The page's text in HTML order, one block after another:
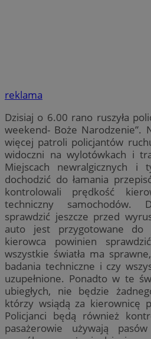
reklama
Dzisiaj o 6.00 rano ruszyła
weekend- Boże Narodzenie”.
więcej patroli policjantów
widoczni na wylotówkach i
Miejscach newralgicznych
dochodzić do łamania
kontrolowali prędkość
techniczny samochodów.
sprawdzić jeszcze przed
auto jest przygotowane do
kierowca powinien
wszystkie światła ma
badania techniczne i czy
uzupełnione. Ponadto w te
ubiegłych, nie będzie
którzy wsiądą za kierownicę
Policjanci będą również
pasażerowie używają